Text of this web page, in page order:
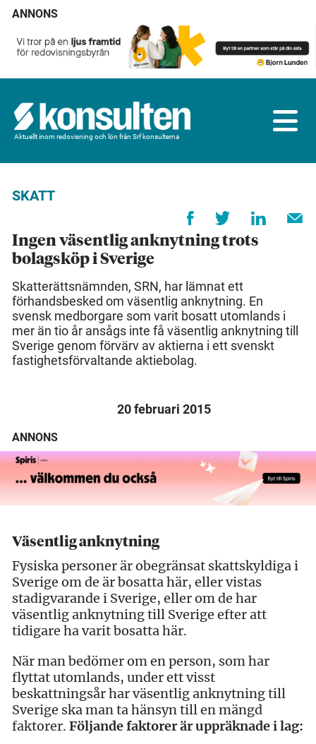
ANNONS
Aktuellt inom redovisning och lön från Srf konsulterna
SKATT
Ingen väsentlig anknytning trots
bolagsköp i Sverige
Skatterättsnämnden, SRN, har lämnat ett
förhandsbesked om väsentlig anknytning. En
svensk medborgare som varit bosatt utomlands i
mer än tio år ansågs inte få väsentlig anknytning till
Sverige genom förvärv av aktierna i ett svenskt
fastighetsförvaltande aktiebolag.
20 februari 2015
ANNONS
Väsentlig anknytning
Fysiska personer är obegränsat skattskyldiga i
Sverige om de är bosatta här, eller vistas
stadigvarande i Sverige, eller om de har
väsentlig anknytning till Sverige efter att
tidigare ha varit bosatta här.
När man bedömer om en person, som har
flyttat utomlands, under ett visst
beskattningsår har väsentlig anknytning till
Sverige ska man ta hänsyn till en mängd
faktorer. Följande faktorer är uppräknade i lag: